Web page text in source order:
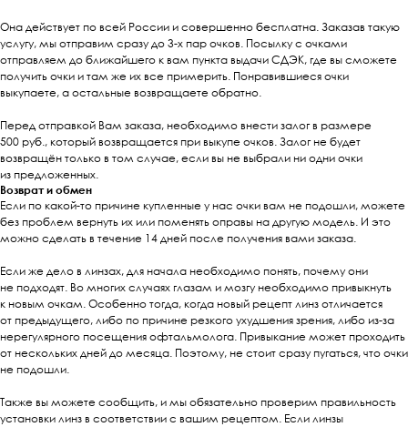
Она действует по всей России и совершенно бесплатна. Заказав такую
услугу, мы отправим сразу до 3-х пар очков. Посылку с очками
отправляем до ближайшего к вам пункта выдачи СДЭК, где вы сможете
получить очки и там же их все примерить. Понравившиеся очки
выкупаете, а остальные возвращаете обратно.
Перед отправкой Вам заказа, необходимо внести залог в размере
500 руб., который возвращается при выкупе очков. Залог не будет
возвращён только в том случае, если вы не выбрали ни одни очки
из предложенных.
Возврат и обмен
Если по какой-то причине купленные у нас очки вам не подошли, можете
без проблем вернуть их или поменять оправы на другую модель. И это
можно сделать в течение 14 дней после получения вами заказа.
Если же дело в линзах, для начала необходимо понять, почему они
не подходят. Во многих случаях глазам и мозгу необходимо привыкнуть
к новым очкам. Особенно тогда, когда новый рецепт линз отличается
от предыдущего, либо по причине резкого ухудшения зрения, либо из-за
нерегулярного посещения офтальмолога. Привыкание может проходить
от нескольких дней до месяца. Поэтому, не стоит сразу пугаться, что очки
не подошли.
Также вы можете сообщить, и мы обязательно проверим правильность
установки линз в соответствии с вашим рецептом. Если линзы